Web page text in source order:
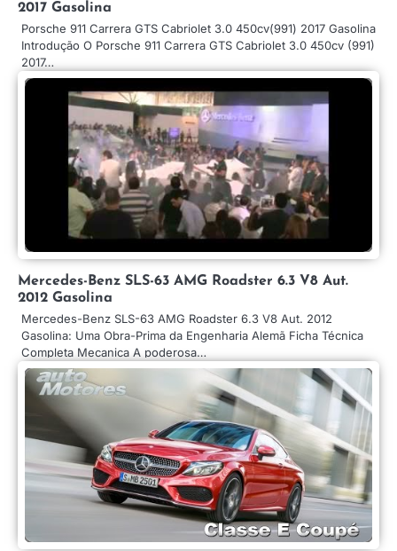
2017 Gasolina
Porsche 911 Carrera GTS Cabriolet 3.0 450cv(991) 2017 Gasolina
Introdução O Porsche 911 Carrera GTS Cabriolet 3.0 450cv (991)
2017…
Mercedes-Benz SLS-63 AMG Roadster 6.3 V8 Aut.
2012 Gasolina
Mercedes-Benz SLS-63 AMG Roadster 6.3 V8 Aut. 2012
Gasolina: Uma Obra-Prima da Engenharia Alemã Ficha Técnica
Completa Mecanica A poderosa…